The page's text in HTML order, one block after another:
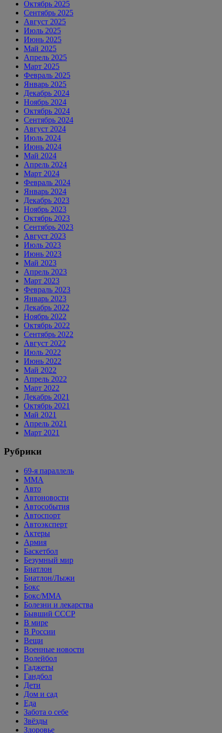
Октябрь 2025
Сентябрь 2025
Август 2025
Июль 2025
Июнь 2025
Май 2025
Апрель 2025
Март 2025
Февраль 2025
Январь 2025
Декабрь 2024
Ноябрь 2024
Октябрь 2024
Сентябрь 2024
Август 2024
Июль 2024
Июнь 2024
Май 2024
Апрель 2024
Март 2024
Февраль 2024
Январь 2024
Декабрь 2023
Ноябрь 2023
Октябрь 2023
Сентябрь 2023
Август 2023
Июль 2023
Июнь 2023
Май 2023
Апрель 2023
Март 2023
Февраль 2023
Январь 2023
Декабрь 2022
Ноябрь 2022
Октябрь 2022
Сентябрь 2022
Август 2022
Июль 2022
Июнь 2022
Май 2022
Апрель 2022
Март 2022
Декабрь 2021
Октябрь 2021
Май 2021
Апрель 2021
Март 2021
Рубрики
69-я параллель
MMA
Авто
Автоновости
Автособытия
Автоспорт
Автоэксперт
Актеры
Армия
Баскетбол
Безумный мир
Биатлон
Биатлон/Лыжи
Бокс
Бокс/MMA
Болезни и лекарства
Бывший СССР
В мире
В России
Вещи
Военные новости
Волейбол
Гаджеты
Гандбол
Дети
Дом и сад
Еда
Забота о себе
Звёзды
Здоровье